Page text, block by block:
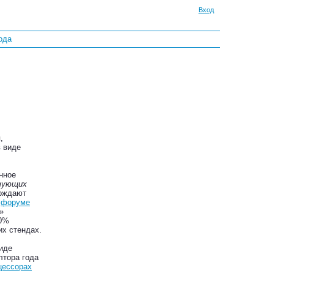
Вход
виде
форуме
стендах.
года